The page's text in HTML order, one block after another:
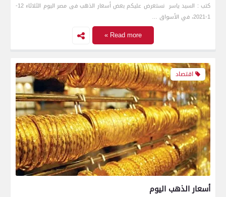
كتب : السيد ياسر نستعرض عليكم بعض أسعار الذهب فى مصر اليوم الثلاثاء 12-
1-2021، في الأسواق …
Read more »
اقتصاد
أسعار الذهب اليوم